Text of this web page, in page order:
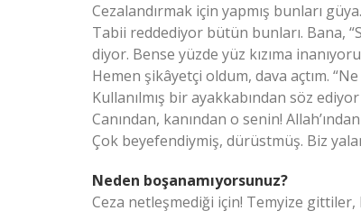
Cezalandırmak için yapmış bunları
Tabii reddediyor bütün bunları. Bana,
diyor. Bense yüzde yüz kızıma
Hemen şikâyetçi oldum, dava açtım.
Kullanılmış bir ayakkabından söz
Canından, kanından o senin!
Çok beyefendiymiş, dürüstmüş. Biz
Neden boşanamıyorsunuz?
Ceza netleşmediği için! Temyize